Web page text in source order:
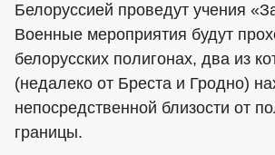
Белоруссией проведут учения
Военные мероприятия будут
белорусских полигонах, два из
(недалеко от Бреста и Гродно)
непосредственной близости от
границы.